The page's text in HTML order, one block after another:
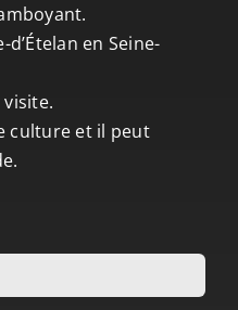
en Seine-
culture et il peut